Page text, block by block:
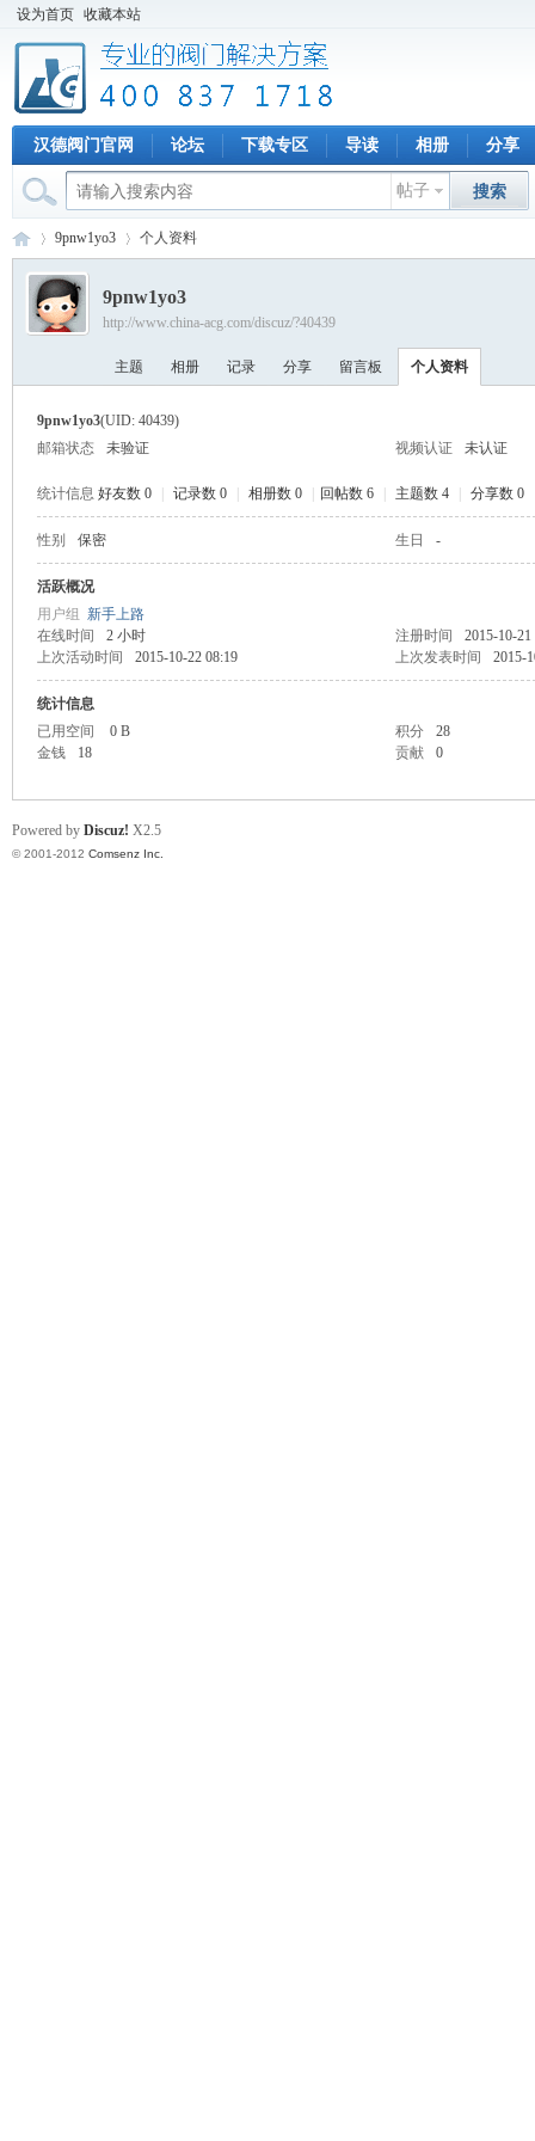
设为首页 收藏本站
汉德阀门官网 论坛 下载专区 导读 相册 分享
帖子 搜索
›
9pnw1yo3 个人资料
9pnw1yo3
http://www.china-acg.com/discuz/?40439
主题 相册 记录 分享 留言板 个人资料
9pnw1yo3(UID: 40439)
邮箱状态
未验证 视频认证 未认证
统计信息 好友数 0 记录数 0 相册数 0 回帖数 6 主题数 4 分享数 0
性别 保密 生日 -
活跃概况
用户组 新手上路
在线时间
2 小时 注册时间
2015-10-21
上次活动时间
2015-10-22 08:19 上次发表时间 2015-
统计信息
已用空间
0 B 积分
28
金钱
18 贡献 0
Powered by Discuz! X2.5
© 2001-2012 Comsenz Inc.